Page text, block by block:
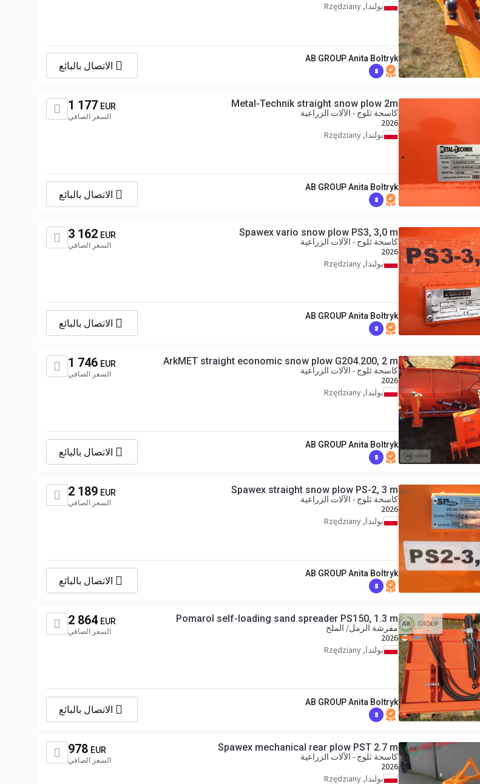
بولندا, Rzędziany
AB GROUP Anita Boltryk
8 الاتصال بالبائع
Metal-Technik straight snow plow 2m
كاسحة ثلوج - الآلات الزراعية
2026
بولندا, Rzędziany
1 177 EUR
السعر الصافي
AB GROUP Anita Boltryk
8 الاتصال بالبائع
Spawex vario snow plow PS3, 3,0 m
كاسحة ثلوج - الآلات الزراعية
2026
بولندا, Rzędziany
3 162 EUR
السعر الصافي
AB GROUP Anita Boltryk
8 الاتصال بالبائع
ArkMET straight economic snow plow G204.200, 2 m
كاسحة ثلوج - الآلات الزراعية
2026
بولندا, Rzędziany
1 746 EUR
السعر الصافي
AB GROUP Anita Boltryk
8 الاتصال بالبائع
Spawex straight snow plow PS-2, 3 m
كاسحة ثلوج - الآلات الزراعية
2026
بولندا, Rzędziany
2 189 EUR
السعر الصافي
AB GROUP Anita Boltryk
8 الاتصال بالبائع
Pomarol self-loading sand spreader PS150, 1.3 m
مفرشة الرمل/ الملح
2026
بولندا, Rzędziany
2 864 EUR
السعر الصافي
AB GROUP Anita Boltryk
8 الاتصال بالبائع
Spawex mechanical rear plow PST 2.7 m
كاسحة ثلوج - الآلات الزراعية
2026
بولندا, Rzędziany
978 EUR
السعر الصافي